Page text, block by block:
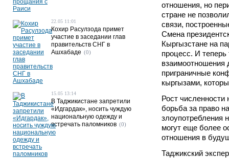
отношения, но
стране не
связи,
Смена
Кыргызстане на
процесс. И
взаимоотношения
приграничные
кыргызами,
Рост численности
борьба за право
злоупотребления
могут еще более
отношения в
Таджикский
22.05 11:01
Кохир Расулзода примет
участие в заседании глав
правительств СНГ в
Ашхабаде (0)
15.05 13:14
В Таджикистане запретили
«Идгардак», носить чуждую
национальную одежду и
встречать паломников (0)